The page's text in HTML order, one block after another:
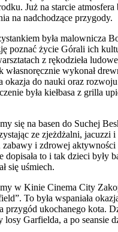
Już na starcie atmosfera
na nadchodzące przygody.
była malownicza
poznać życie Górali ich
z rękodzieła
wykonał
okazja do nauki oraz
była kiełbasa z grilla
się na basen do Suchej
ze zjeżdżalni, jacuzzi i
zabawy i zdrowej
dopisała to i tak dzieci były
się uśmiech.
w Kinie Cinema City
To była wspaniała
przygód ukochanego kota.
losy Garfielda, a po seansie